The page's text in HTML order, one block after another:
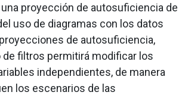
proyección de autosuficiencia de
uso de diagramas con los datos
de autosuficiencia,
de filtros permitirá modificar los
independientes, de manera
los escenarios de las